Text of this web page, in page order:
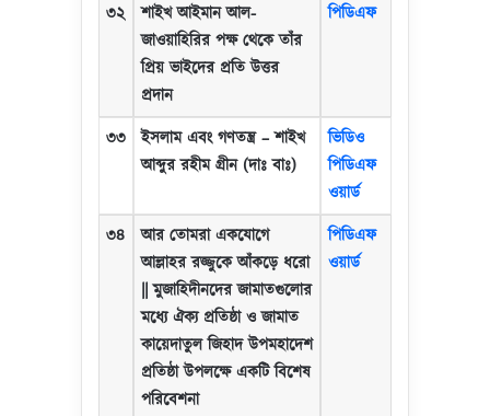
৩২
শাইখ আইমান আল-
জাওয়াহিরির পক্ষ থেকে তাঁর
প্রিয় ভাইদের প্রতি উত্তর
প্রদান
পিডিএফ
৩৩ ইসলাম এবং গণতন্ত্র–শাইখ
আব্দুর রহীম গ্রীন (দাঃ বাঃ)
ভিডিও
পিডিএফ
ওয়ার্ড
৩৪
আর তোমরা একযোগে
আল্লাহর রজ্জুকে আঁকড়ে ধরো
||মুজাহিদীনদের জামাতগুলোর
মধ্যে ঐক্য প্রতিষ্ঠা ও জামাত
কায়েদাতুল জিহাদ উপমহাদেশ
প্রতিষ্ঠা উপলক্ষে একটি বিশেষ
পরিবেশনা
পিডিএফ
ওয়ার্ড